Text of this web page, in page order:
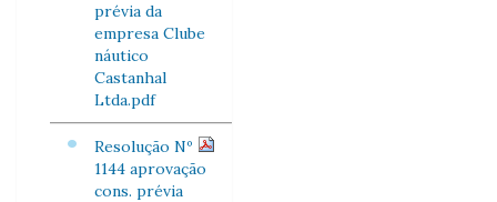
prévia da
empresa Clube
náutico
Castanhal
Ltda.pdf
Resolução Nº
1144 aprovação
cons. prévia